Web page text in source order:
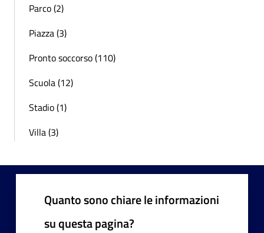
Parco (2)
Piazza (3)
Pronto soccorso (110)
Scuola (12)
Stadio (1)
Villa (3)
Quanto sono chiare le informazioni
su questa pagina?